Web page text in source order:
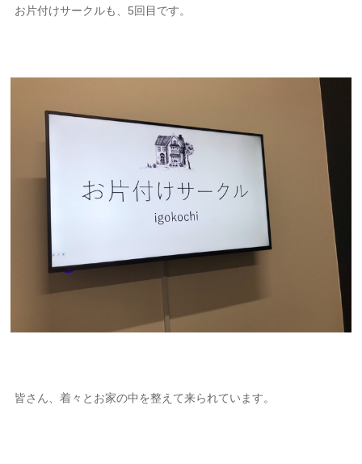
お片付けサークルも、5回目です。
皆さん、着々とお家の中を整えて来られています。